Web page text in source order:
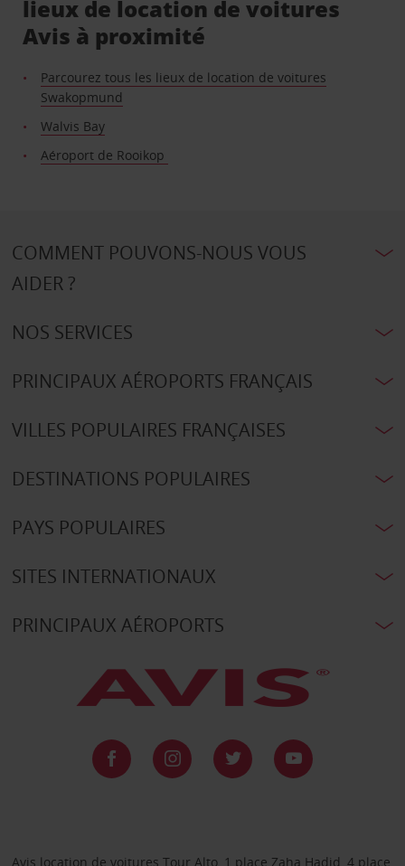
lieux de location de voitures
Avis à proximité
Parcourez tous les lieux de location de voitures
Swakopmund
Walvis Bay
Aéroport de Rooikop
COMMENT POUVONS-NOUS VOUS
AIDER ?
NOS SERVICES
PRINCIPAUX AÉROPORTS FRANÇAIS
VILLES POPULAIRES FRANÇAISES
DESTINATIONS POPULAIRES
PAYS POPULAIRES
SITES INTERNATIONAUX
PRINCIPAUX AÉROPORTS
Avis location de voitures Tour Alto, 1 place Zaha Hadid, 4 place